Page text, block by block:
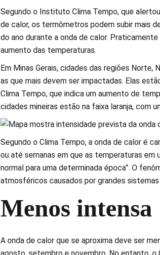
Segundo o Instituto Clima Tempo, que
de calor, os termômetros podem subir mais
do ano durante a onda de calor.
aumento das temperaturas.
Em Minas Gerais, cidades das regiões
as que mais devem ser impactadas. Elas
Clima Tempo, que indica um aumento de
cidades mineiras estão na faixa laranja, com
Segundo o Clima Tempo, a onda de calor é
ou até semanas em que as temperaturas em
normal para uma determinada época”. O
atmosféricos causados por grandes
Menos intensa
A onda de calor que se aproxima deve ser